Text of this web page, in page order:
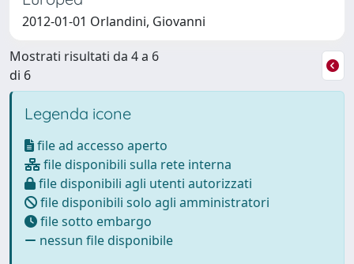
2012-01-01 Orlandini, Giovanni
Mostrati risultati da 4 a 6
di 6
Legenda icone
file ad accesso aperto
file disponibili sulla rete interna
file disponibili agli utenti autorizzati
file disponibili solo agli amministratori
file sotto embargo
nessun file disponibile